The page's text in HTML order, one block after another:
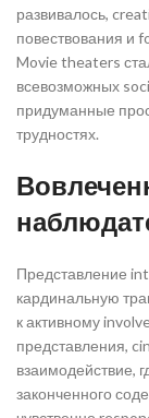
развивалось,
повествования и
Movie theaters
всевозможных
придуманные
трудностях.
Представление
кардинальную
к активному
представления,
взаимодействие,
законченного